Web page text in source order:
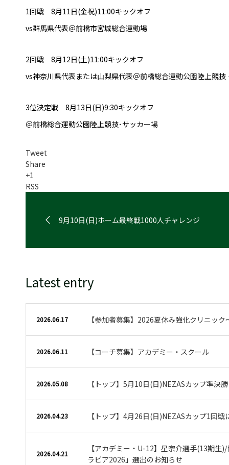
1回戦 8月11日(金祝)11:00キックオフ
vs群馬県代表＠前橋市宮城総合運動場
2回戦 8月12日(土)11:00キックオフ
vs神奈川県代表または山梨県代表＠前橋総合運動公園陸上競技
3位決定戦 8月13日(日)9:30キックオフ
＠前橋総合運動公園陸上競技･サッカー場
Tweet
Share
+1
RSS
9月10日(日)ホーム最終戦1000人チャレンジ
Latest entry
2026.06.17 【参加者募集】2026夏休み強化クリニッ
2026.06.11 【コーチ募集】アカデミー・スクール
2026.05.08 【トップ】5月10日(日)NEZASカップ準決
2026.04.23 【トップ】4月26日(日)NEZASカップ1回戦
2026.04.21
【アカデミー・U-12】星宗介選手(13期生
ラビア2026」選出のお知らせ